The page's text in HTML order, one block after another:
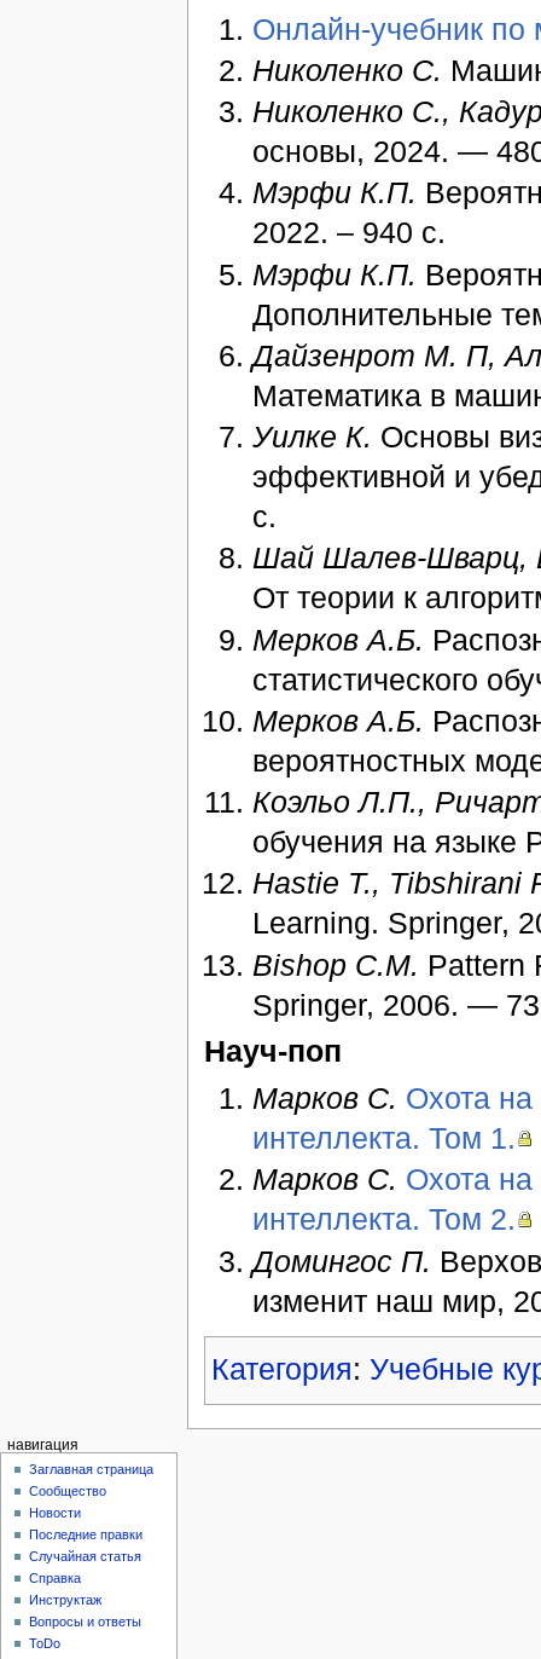
Онлайн-учебник
Николенко С.
Николенко С.,
основы, 2024. —
Мэрфи К.П.
2022. – 940 с.
Мэрфи К.П.
Дополнительные
Дайзенрот М. П,
Математика в
Уилке К. Основы
эффективной и
с.
Шай Шалев-Шварц,
От теории к
Мерков А.Б.
статистического
Мерков А.Б.
вероятностных
Коэльо Л.П.,
обучения на языке
Hastie T., Tibshirani
Learning. Springer,
Bishop C.M. Pattern
Springer, 2006. —
Науч-поп
Марков С. Охота на
интеллекта. Том 1.
Марков С. Охота на
интеллекта. Том 2.
Домингос П.
изменит наш мир,
Категория: Учебные
навигация
Заглавная страница
Сообщество
Новости
Последние правки
Случайная статья
Справка
Инструктаж
Вопросы и ответы
ToDo